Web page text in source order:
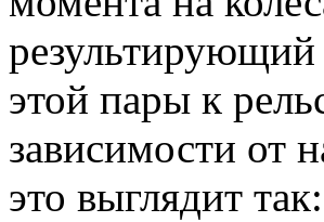
этой пары к
зависимости от
это выглядит так: